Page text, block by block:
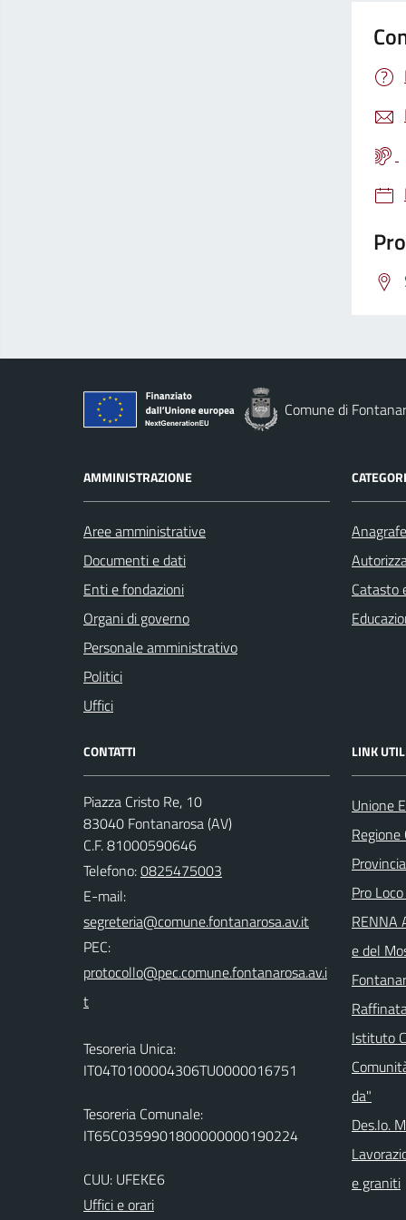
Comune di
AMMINISTRAZIONE
Aree amministrative
Documenti e dati
Enti e fondazioni
Organi di governo
Personale amministrativo
Politici
Uffici
Catasto
CONTATTI
Piazza Cristo Re, 10
83040 Fontanarosa (AV)
C.F. 81000590646
Telefono:0825475003
E-mail:
PEC:
Tesoreria Unica:
IT04T0100004306TU0000016751
Tesoreria Comunale:
IT65C0359901800000000190224
CUU: UFEKE6
Uffici e orari
LINK
Unione
Regione
Pro
RENNA
e del
Istituto
da"
Des.Io.
e graniti